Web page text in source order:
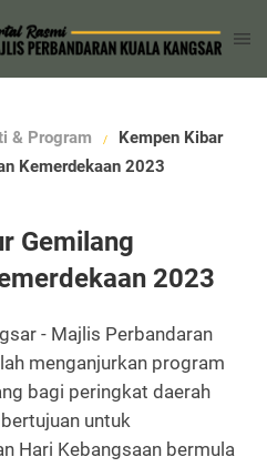
& Program
Kempen Kibar
Kemerdekaan 2023
Gemilang
2023
- Majlis Perbandaran
menganjurkan program
bagi peringkat daerah
untuk
Hari Kebangsaan bermula